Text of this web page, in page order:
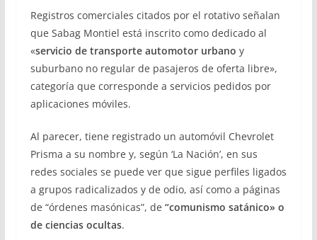
Registros comerciales citados por el rotativo señalan
que Sabag Montiel está inscrito como dedicado al
«servicio de transporte automotor urbano y
suburbano no regular de pasajeros de oferta libre»,
categoría que corresponde a servicios pedidos por
aplicaciones móviles.
Al parecer, tiene registrado un automóvil Chevrolet
Prisma a su nombre y, según ‘La Nación’, en sus
redes sociales se puede ver que sigue perfiles ligados
a grupos radicalizados y de odio, así como a páginas
de “órdenes masónicas”, de “comunismo satánico» o
de ciencias ocultas.